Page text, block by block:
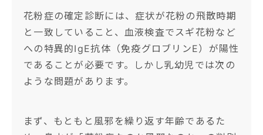
花粉症の確定診断には、症状が花粉の飛散時期
と一致していること、血液検査でスギ花粉など
への特異的IgE抗体（免疫グロブリンE）が陽性
であることが必要です。しかし乳幼児では次の
ような問題があります。
まず、もともと風邪を繰り返す年齢であるた